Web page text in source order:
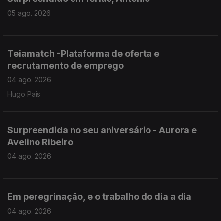
05 ago. 2026
Teiamatch -Plataforma de oferta e
recrutamento de emprego
04 ago. 2026
Hugo Pais
Surpreendida no seu aniversário - Aurora e
Avelino Ribeiro
04 ago. 2026
Em peregrinação, e o trabalho do dia a dia
04 ago. 2026